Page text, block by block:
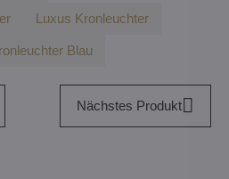
Luxus Kronleuchter
Blau
Nächstes Produkt